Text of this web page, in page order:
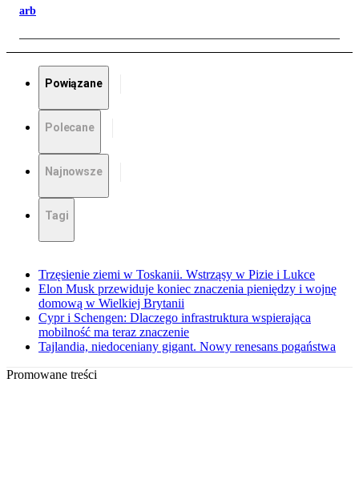
arb
Powiązane
Polecane
Najnowsze
Tagi
Trzęsienie ziemi w Toskanii. Wstrząsy w Pizie i Lukce
Elon Musk przewiduje koniec znaczenia pieniędzy i wojnę
domową w Wielkiej Brytanii
Cypr i Schengen: Dlaczego infrastruktura wspierająca
mobilność ma teraz znaczenie
Tajlandia, niedoceniany gigant. Nowy renesans pogaństwa
Promowane treści